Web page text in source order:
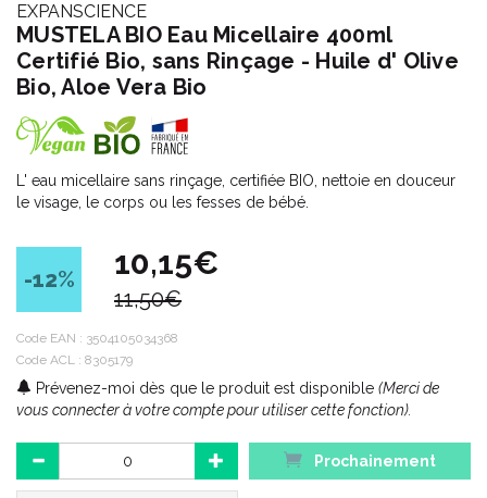
EXPANSCIENCE
MUSTELA BIO Eau Micellaire 400ml
Certifié Bio, sans Rinçage - Huile d' Olive
Bio, Aloe Vera Bio
L' eau micellaire sans rinçage, certifiée BIO, nettoie en douceur
le visage, le corps ou les fesses de bébé.
-12% 10,15€
11,50€
Code EAN : 3504105034368
Code ACL : 8305179
Prévenez-moi dès que le produit est disponible (Merci de
vous connecter à votre compte pour utiliser cette fonction).
Prochainement